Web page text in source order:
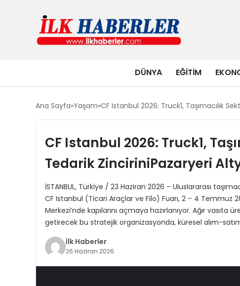
DÜNYA EĞITIM
Ana Sayfa Yaşam CF Istanbul 2026: Truck1, Taşımacılık
CF Istanbul 2026: Truck1,
Tedarik ZinciriniPazaryeri
İSTANBUL, Türkiye / 23 Haziran 2026 – Uluslararası
CF Istanbul (Ticari Araçlar ve Filo) Fuarı, 2 – 4 Temmuz
Merkezi’nde kapılarını açmaya hazırlanıyor. Ağır
getirecek bu stratejik organizasyonda, küresel alım-
İlk Haberler
26 Haziran 2026